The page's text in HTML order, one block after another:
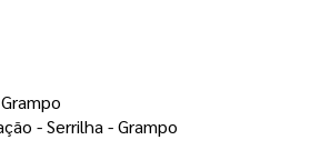
- Serrilha - Grampo